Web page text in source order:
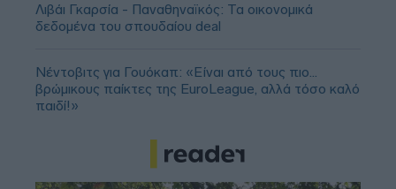
Λιβάι Γκαρσία - Παναθηναϊκός: Τα οικονομικά
δεδομένα του σπουδαίου deal
Νέντοβιτς για Γουόκαπ: «Είναι από τους πιο...
βρώμικους παίκτες της EuroLeague, αλλά τόσο καλό
παιδί!»